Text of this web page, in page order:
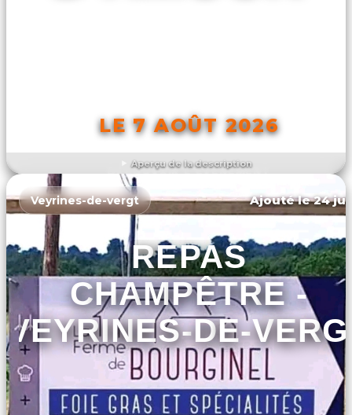
Aperçu de la description
LE 7 AOÛT 2026
DÉCOUVRIR L'ÉVÉNEMENT
Veyrines-de-vergt Ajouté le 24
REPAS
CHAMPÊTRE -
VEYRINES-DE-